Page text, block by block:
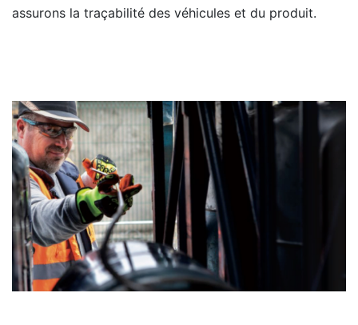
assurons la traçabilité des véhicules et du produit.